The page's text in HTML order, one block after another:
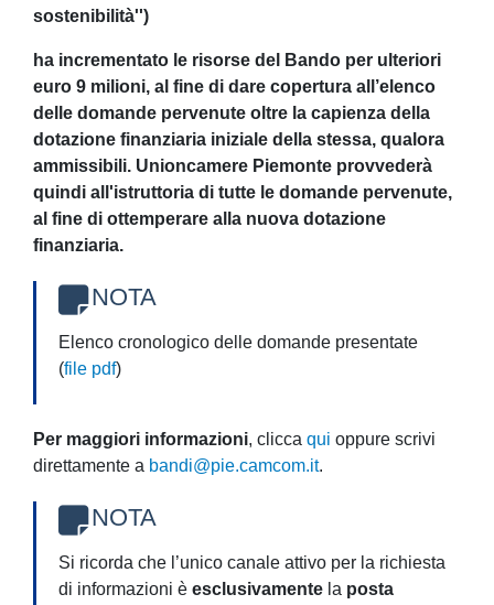
sostenibilità'')
ha incrementato le risorse del Bando per ulteriori
euro 9 milioni, al fine di dare copertura all’elenco
delle domande pervenute oltre la capienza della
dotazione finanziaria iniziale della stessa, qualora
ammissibili. Unioncamere Piemonte provvederà
quindi all'istruttoria di tutte le domande pervenute,
al fine di ottemperare alla nuova dotazione
finanziaria.
NOTA
Elenco cronologico delle domande presentate
(file pdf)
Per maggiori informazioni, clicca qui oppure scrivi
direttamente a bandi@pie.camcom.it.
NOTA
Si ricorda che l’unico canale attivo per la richiesta
di informazioni è esclusivamente la posta